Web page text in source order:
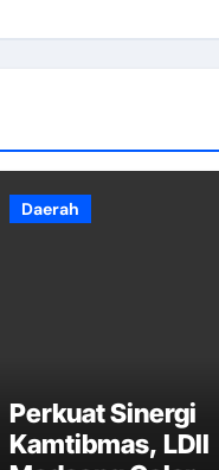
Daerah
Perkuat Sinergi
Kamtibmas, LDII